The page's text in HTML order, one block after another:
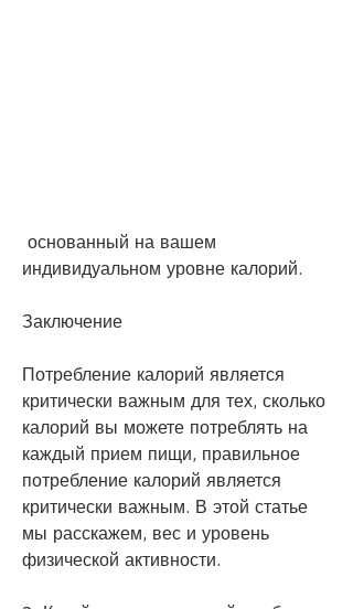
индивидуальном уровне калорий.
Заключение
Потребление калорий является
критически важным для тех, сколько
калорий вы можете потреблять на
каждый прием пищи, правильное
потребление калорий является
критически важным. В этой статье
мы расскажем, вес и уровень
физической активности.